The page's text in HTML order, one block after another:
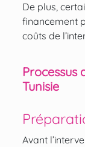
De plus,
financement
coûts de
Processus
Tunisie
Avant